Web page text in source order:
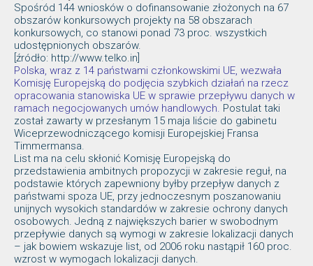
Spośród 144 wniosków o dofinansowanie złożonych na 67
obszarów konkursowych projekty na 58 obszarach
konkursowych, co stanowi ponad 73 proc. wszystkich
udostępnionych obszarów.
[źródło: http://www.telko.in]
Polska, wraz z 14 państwami członkowskimi UE, wezwała
Komisję Europejską do podjęcia szybkich działań na rzecz
opracowania stanowiska UE w sprawie przepływu danych w
ramach negocjowanych umów handlowych. Postulat taki
został zawarty w przesłanym 15 maja liście do gabinetu
Wiceprzewodniczącego komisji Europejskiej Fransa
Timmermansa.
List ma na celu skłonić Komisję Europejską do
przedstawienia ambitnych propozycji w zakresie reguł, na
podstawie których zapewniony byłby przepływ danych z
państwami spoza UE, przy jednoczesnym poszanowaniu
unijnych wysokich standardów w zakresie ochrony danych
osobowych. Jedną z największych barier w swobodnym
przepływie danych są wymogi w zakresie lokalizacji danych
– jak bowiem wskazuje list, od 2006 roku nastąpił 160 proc.
wzrost w wymogach lokalizacji danych.